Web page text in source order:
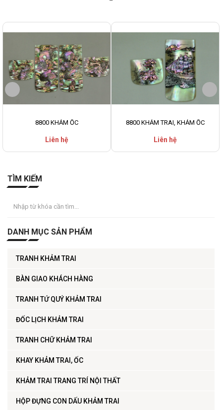
8800 KHẢM ỐC
Liên hệ
8800 KHẢM TRAI, KHẢM ỐC
Liên hệ
TÌM KIẾM
DANH MỤC SẢN PHẨM
TRANH KHẢM TRAI
BÀN GIAO KHÁCH HÀNG
TRANH TỨ QUÝ KHẢM TRAI
ĐỐC LỊCH KHẢM TRAI
TRANH CHỮ KHẢM TRAI
KHAY KHẢM TRAI, ỐC
KHẢM TRAI TRANG TRÍ NỘI THẤT
HỘP ĐỰNG CON DẤU KHẢM TRAI